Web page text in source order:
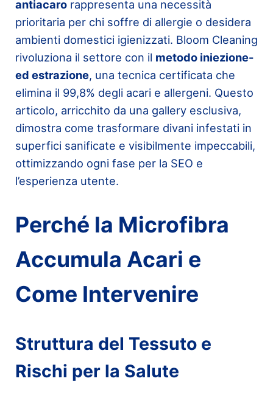
antiacaro rappresenta una necessità
prioritaria per chi soffre di allergie o desidera
ambienti domestici igienizzati. Bloom Cleaning
rivoluziona il settore con il metodo iniezione-
ed estrazione, una tecnica certificata che
elimina il 99,8% degli acari e allergeni. Questo
articolo, arricchito da una gallery esclusiva,
dimostra come trasformare divani infestati in
superfici sanificate e visibilmente impeccabili,
ottimizzando ogni fase per la SEO e
l’esperienza utente.
Perché la Microfibra
Accumula Acari e
Come Intervenire
Struttura del Tessuto e
Rischi per la Salute